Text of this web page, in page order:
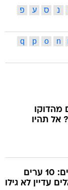
נ ס ע
פ
n
o
p
q
אל תהיו
אירופה בלי התורים: 10 ערים
עדיין לא גילו